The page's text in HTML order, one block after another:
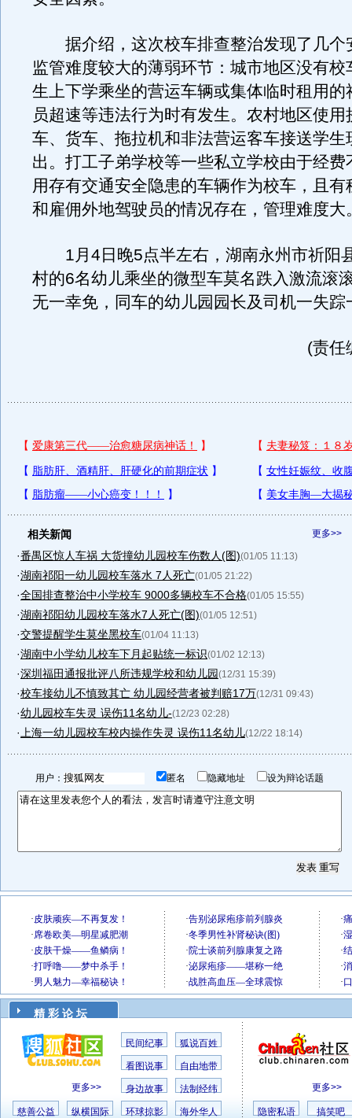
据介绍，这次校车排查整治发现了几个
监管难度较大的薄弱环节：城市地区没有校
生上下学乘坐的营运车辆或集体临时租用的
员超速等违法行为时有发生。农村地区使用
车、货车、拖拉机和非法营运客车接送学生
出。打工子弟学校等一些私立学校由于经费
用存有交通安全隐患的车辆作为校车，且有
和雇佣外地驾驶员的情况存在，管理难度大
1月4日晚5点半左右，湖南永州市祈阳
村的6名幼儿乘坐的微型车莫名跌入激流滚
无一幸免，同车的幼儿园园长及司机一失踪
(责任
更多>>
相关新闻
·番禺区惊人车祸 大货撞幼儿园校车伤数人(图)(01/05 11:13)
·湖南祁阳一幼儿园校车落水 7人死亡(01/05 21:22)
·全国排查整治中小学校车 9000多辆校车不合格(01/05 15:55)
·湖南祁阳幼儿园校车落水7人死亡(图)(01/05 12:51)
·交警提醒学生莫坐黑校车(01/04 11:13)
·湖南中小学幼儿校车下月起贴统一标识(01/02 12:13)
·深圳福田通报批评八所违规学校和幼儿园(12/31 15:39)
·校车接幼儿不慎致其亡 幼儿园经营者被判赔17万(12/31 09:43)
·幼儿园校车失灵 误伤11名幼儿-(12/23 02:28)
· 上海一幼儿园校车校内操作失灵 误伤11名幼儿(12/22 18:14)
用户： 匿名 隐藏地址 设为辩论话题
精 彩 论 坛
更多>>
民间纪事 狐说百姓
看图说事 自由地带
身边故事 法制经纬
慈善公益 纵横国际 环球掠影 海外华人
更多>>
隐密私语 搞笑吧